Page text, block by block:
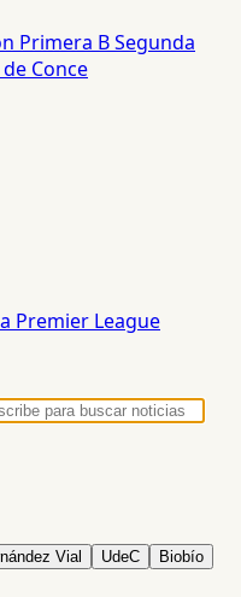
Primera BSegunda
de Conce
Premier League
Vial UdeC Biobío